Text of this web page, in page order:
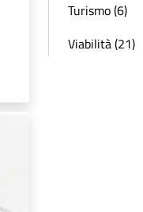
Turismo (6)
Viabilità (21)